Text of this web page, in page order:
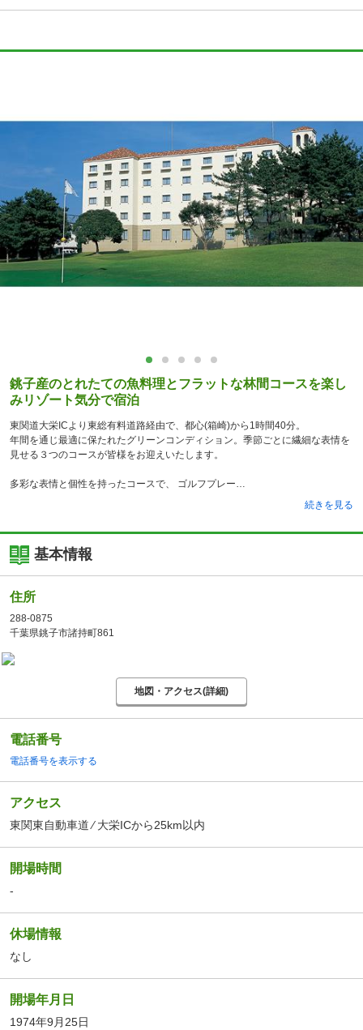
銚子産のとれたての魚料理とフラットな林間コースを楽し
みリゾート気分で宿泊
東関道大栄ICより東総有料道路経由で、都心(箱崎)から1時間40分。
年間を通じ最適に保たれたグリーンコンディション。季節ごとに繊細な表情を
見せる３つのコースが皆様をお迎えいたします。
多彩な表情と個性を持ったコースで、 ゴルフプレー
続きを見る
基本情報
住所
288-0875
千葉県銚子市諸持町861
地図・アクセス(詳細)
電話番号
電話番号を表示する
アクセス
東関東自動車道 ⁄ 大栄ICから25km以内
開場時間
-
休場情報
なし
開場年月日
1974年9月25日